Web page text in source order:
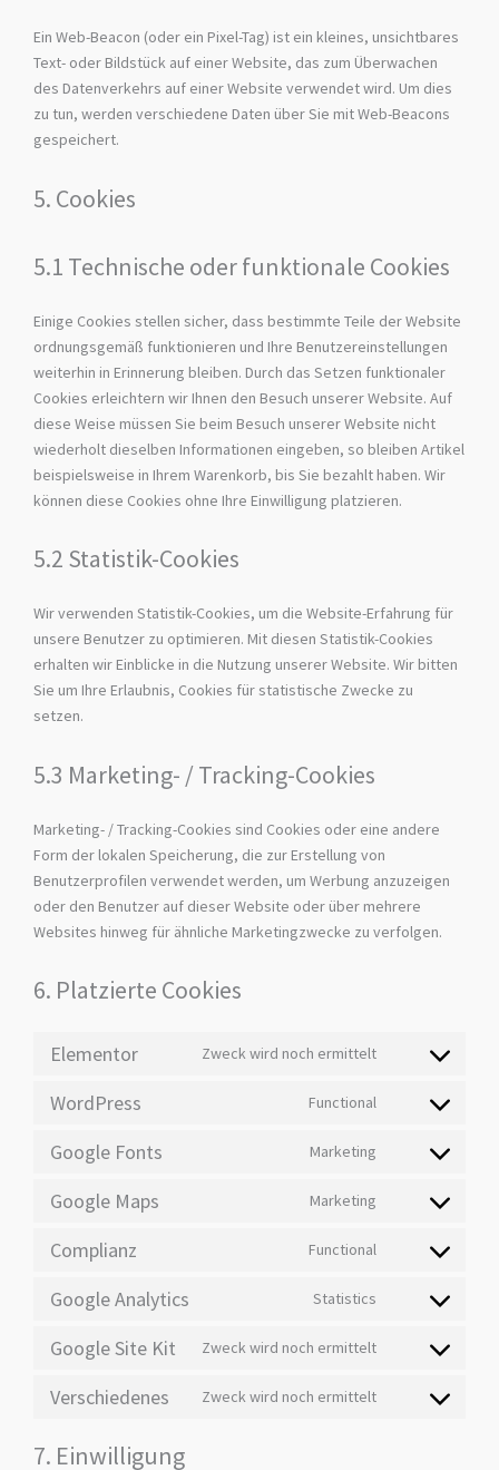
Ein Web-Beacon (oder ein Pixel-Tag) ist ein kleines, unsichtbares
Text- oder Bildstück auf einer Website, das zum Überwachen
des Datenverkehrs auf einer Website verwendet wird. Um dies
zu tun, werden verschiedene Daten über Sie mit Web-Beacons
gespeichert.
5. Cookies
5.1 Technische oder funktionale Cookies
Einige Cookies stellen sicher, dass bestimmte Teile der Website
ordnungsgemäß funktionieren und Ihre Benutzereinstellungen
weiterhin in Erinnerung bleiben. Durch das Setzen funktionaler
Cookies erleichtern wir Ihnen den Besuch unserer Website. Auf
diese Weise müssen Sie beim Besuch unserer Website nicht
wiederholt dieselben Informationen eingeben, so bleiben Artikel
beispielsweise in Ihrem Warenkorb, bis Sie bezahlt haben. Wir
können diese Cookies ohne Ihre Einwilligung platzieren.
5.2 Statistik-Cookies
Wir verwenden Statistik-Cookies, um die Website-Erfahrung für
unsere Benutzer zu optimieren. Mit diesen Statistik-Cookies
erhalten wir Einblicke in die Nutzung unserer Website. Wir bitten
Sie um Ihre Erlaubnis, Cookies für statistische Zwecke zu
setzen.
5.3 Marketing- / Tracking-Cookies
Marketing- / Tracking-Cookies sind Cookies oder eine andere
Form der lokalen Speicherung, die zur Erstellung von
Benutzerprofilen verwendet werden, um Werbung anzuzeigen
oder den Benutzer auf dieser Website oder über mehrere
Websites hinweg für ähnliche Marketingzwecke zu verfolgen.
6. Platzierte Cookies
Elementor Zweck wird noch ermittelt
WordPress Functional
Google Fonts Marketing
Google Maps Marketing
Complianz Functional
Google Analytics Statistics
Google Site Kit Zweck wird noch ermittelt
Verschiedenes Zweck wird noch ermittelt
7. Einwilligung